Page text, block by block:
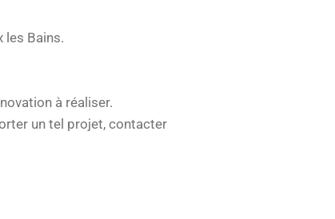
les Bains.
à réaliser.
un tel projet, contacter